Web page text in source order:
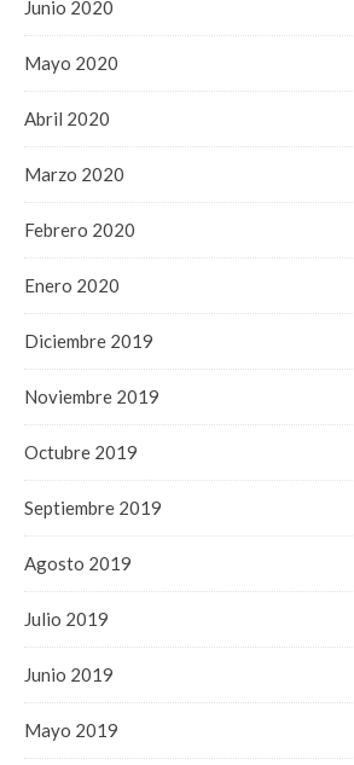
Junio 2020
Mayo 2020
Abril 2020
Marzo 2020
Febrero 2020
Enero 2020
Diciembre 2019
Noviembre 2019
Octubre 2019
Septiembre 2019
Agosto 2019
Julio 2019
Junio 2019
Mayo 2019